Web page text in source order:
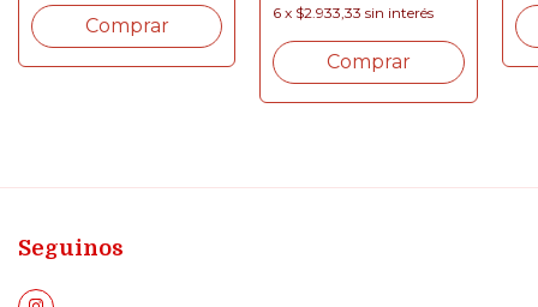
Comprar
6 x $2.933,33 sin interés
Comprar
Seguinos